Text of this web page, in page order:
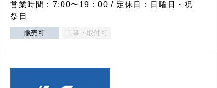
営業時間：7:00〜19：00 / 定休日：日曜日・祝
祭日
販売可 工事・取付可